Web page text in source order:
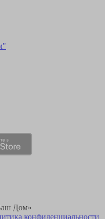
Дом»
конфиденциальности